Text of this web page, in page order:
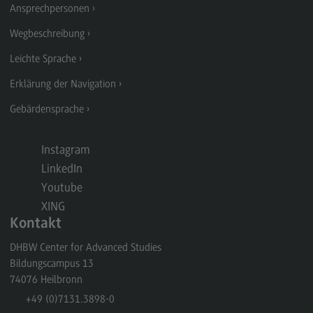
Wirtschaftspsychologie
Personalmanagement und
Wirtschaftspsychologie
Modulangebot
Berufsperspektiven
Planung und Koordination in der Sozialen Arbeit
Modulangebot
Berufsperspektiven
Kontakt
Rechnungswesen Steuern Wirtschaftsrecht
Rechnungswesen Steuern Wirtschaftsrecht
Ansprechpersonen
Wegbeschreibung
Leichte Sprache
Erklärung der Navigation
Gebärdensprache
Instagram
LinkedIn
Youtube
XING
Kontakt
DHBW Center for Advanced Studies
Bildungscampus 13
74076 Heilbronn
+49 (0)7131.3898-0